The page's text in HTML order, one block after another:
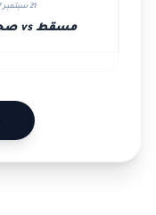
21 سبتمبر 2017
مسقط vs صحم